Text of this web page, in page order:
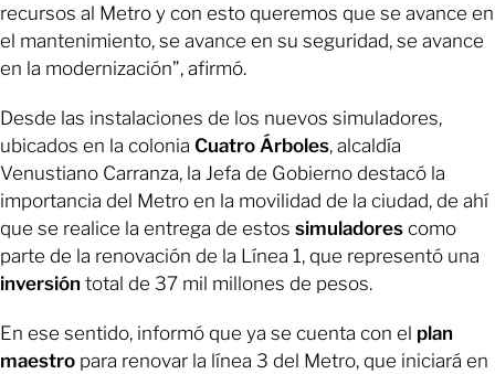
recursos al Metro y con esto queremos que se avance en
el mantenimiento, se avance en su seguridad, se avance
en la modernización”, afirmó.
Desde las instalaciones de los nuevos simuladores,
ubicados en la colonia Cuatro Árboles, alcaldía
Venustiano Carranza, la Jefa de Gobierno destacó la
importancia del Metro en la movilidad de la ciudad, de ahí
que se realice la entrega de estos simuladores como
parte de la renovación de la Línea 1, que representó una
inversión total de 37 mil millones de pesos.
En ese sentido, informó que ya se cuenta con el plan
maestro para renovar la línea 3 del Metro, que iniciará en